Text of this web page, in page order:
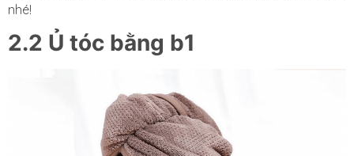
nhé!
2.2 Ủ tóc bằng b1